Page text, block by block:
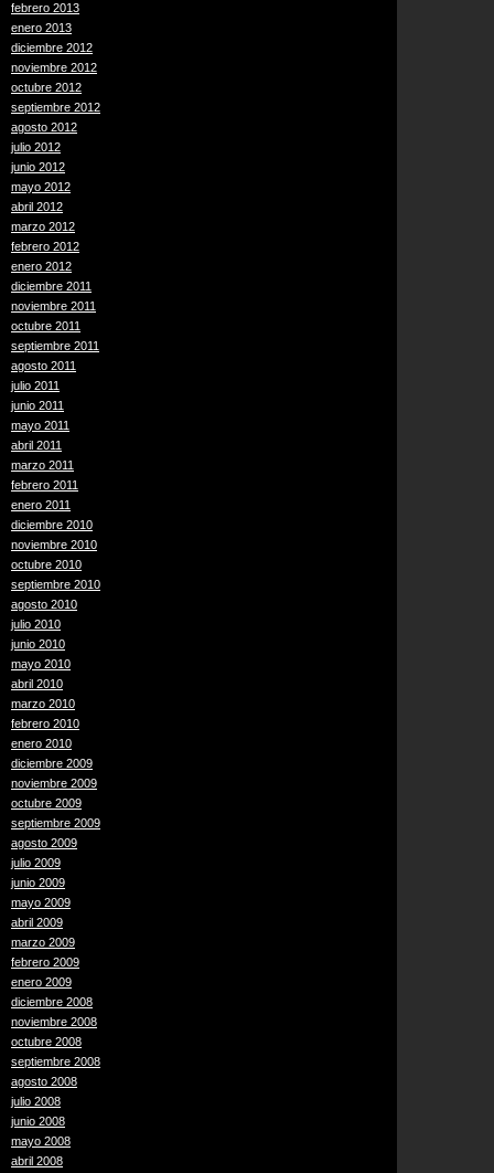
febrero 2013
enero 2013
diciembre 2012
noviembre 2012
octubre 2012
septiembre 2012
agosto 2012
julio 2012
junio 2012
mayo 2012
abril 2012
marzo 2012
febrero 2012
enero 2012
diciembre 2011
noviembre 2011
octubre 2011
septiembre 2011
agosto 2011
julio 2011
junio 2011
mayo 2011
abril 2011
marzo 2011
febrero 2011
enero 2011
diciembre 2010
noviembre 2010
octubre 2010
septiembre 2010
agosto 2010
julio 2010
junio 2010
mayo 2010
abril 2010
marzo 2010
febrero 2010
enero 2010
diciembre 2009
noviembre 2009
octubre 2009
septiembre 2009
agosto 2009
julio 2009
junio 2009
mayo 2009
abril 2009
marzo 2009
febrero 2009
enero 2009
diciembre 2008
noviembre 2008
octubre 2008
septiembre 2008
agosto 2008
julio 2008
junio 2008
mayo 2008
abril 2008